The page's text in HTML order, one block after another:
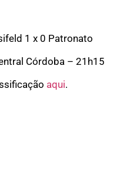
1 x 0 Patronato
Córdoba – 21h15
aqui.